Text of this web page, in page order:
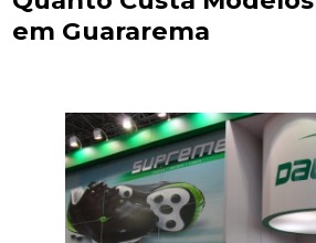
em Guararema